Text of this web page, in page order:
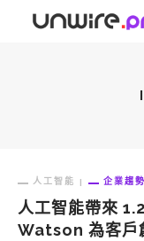
人工智能 企業趨勢
人工智能帶來
Watson 為客戶